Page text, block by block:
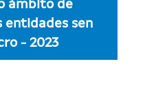
ámbito de
entidades sen
- 2023